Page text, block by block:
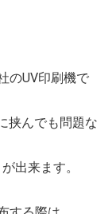
のUV印刷機で
挟んでも問題な
出来ます。